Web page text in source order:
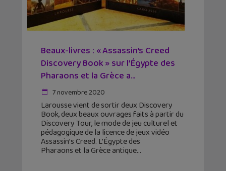
Beaux-livres : « Assassin’s Creed
Discovery Book » sur l’Égypte des
Pharaons et la Grèce a...
7 novembre 2020
Larousse vient de sortir deux Discovery
Book, deux beaux ouvrages faits à partir du
Discovery Tour, le mode de jeu culturel et
pédagogique de la licence de jeux vidéo
Assassin’s Creed. L’Égypte des
Pharaons et la Grèce antique